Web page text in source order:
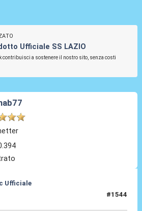
Ufficiale SS LAZIO
a sostenere il nostro sito, senza costi
Ufficiale
#1544